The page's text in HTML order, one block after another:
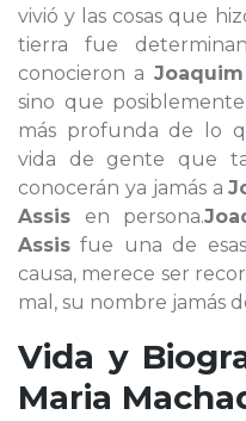
vivió y las cosas que
tierra fue
conocieron a
sino que
más profunda de lo
vida de gente que
conocerán ya jamás a
Assis en persona.
Assis fue una de
causa, merece ser
mal, su nombre jamás
Vida y
Maria